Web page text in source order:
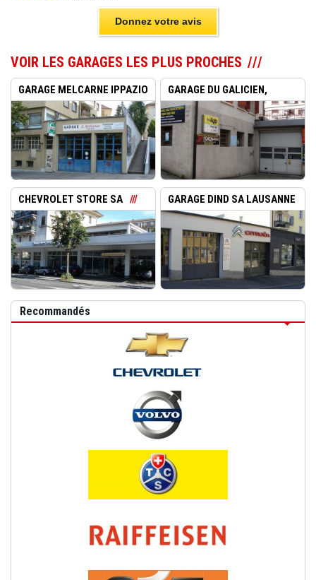
Donnez votre avis
VOIR LES GARAGES LES PLUS PROCHES
GARAGE MELCARNE IPPAZIO
GARAGE DU GALICIEN,
BERNAR...
CHEVROLET STORE SA GARAGE DIND SA LAUSANNE
Recommandés